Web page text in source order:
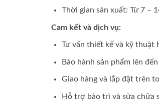
Thời gian sản xuất: Từ 7 –
Cam kết và dịch vụ:
Tư vấn thiết kế và kỹ thuật
Bảo hành sản phẩm lên
Giao hàng và lắp đặt trên
Hỗ trợ bảo trì và sửa chữa